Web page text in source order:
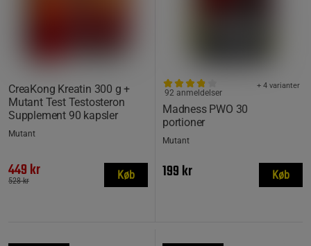
CreaKong Kreatin 300 g +
Mutant Test Testosteron
Supplement 90 kapsler
Mutant
449 kr
528 kr Køb
Madness PWO 30
portioner
+ 4 varianter
92 anmeldelser
Mutant
199 kr Køb